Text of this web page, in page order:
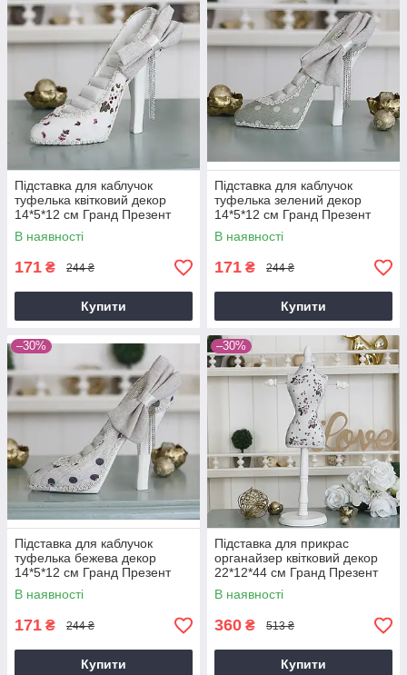
Підставка для каблучок
туфелька квітковий декор
14*5*12 см Гранд Презент
GM09-J9022A
В наявності
171 ₴ 244 ₴
Купити
Підставка для каблучок
туфелька зелений декор
14*5*12 см Гранд Презент
GM09-J9022B
В наявності
171 ₴ 244 ₴
Купити
–30%
Підставка для каблучок
туфелька бежева декор
14*5*12 см Гранд Презент
GM09-J9022C
В наявності
171 ₴ 244 ₴
Купити
–30%
Підставка для прикрас
органайзер квітковий декор
22*12*44 см Гранд Презент
GM09-J9019LA
В наявності
360 ₴ 513 ₴
Купити